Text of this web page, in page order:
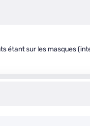
étant sur les masques